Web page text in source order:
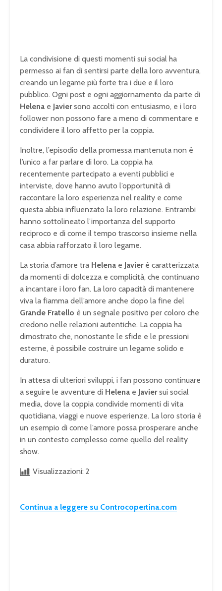
La condivisione di questi momenti sui social ha
permesso ai fan di sentirsi parte della loro avventura,
creando un legame più forte tra i due e il loro
pubblico. Ogni post e ogni aggiornamento da parte di
Helena e Javiersono accolti con entusiasmo, e i loro
follower non possono fare a meno di commentare e
condividere il loro affetto per la coppia.
Inoltre, l’episodio della promessa mantenuta non è
l’unico a far parlare di loro. La coppia ha
recentemente partecipato a eventi pubblici e
interviste, dove hanno avuto l’opportunità di
raccontare la loro esperienza nel reality e come
questa abbia influenzato la loro relazione. Entrambi
hanno sottolineato l’importanza del supporto
reciproco e di come il tempo trascorso insieme nella
casa abbia rafforzato il loro legame.
La storia d’amore tra Helena e Javierè caratterizzata
da momenti di dolcezza e complicità, che continuano
a incantare i loro fan. La loro capacità di mantenere
viva la fiamma dell’amore anche dopo la fine del
Grande Fratello è un segnale positivo per coloro che
credono nelle relazioni autentiche. La coppia ha
dimostrato che, nonostante le sfide e le pressioni
esterne, è possibile costruire un legame solido e
duraturo.
In attesa di ulteriori sviluppi, i fan possono continuare
a seguire le avventure di Helena e Javiersui social
media, dove la coppia condivide momenti di vita
quotidiana, viaggi e nuove esperienze. La loro storia è
un esempio di come l’amore possa prosperare anche
in un contesto complesso come quello del reality
show.
Visualizzazioni: 2
Continua a leggere su Controcopertina.com